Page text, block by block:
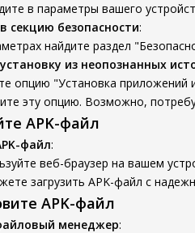
в параметры вашего
секцию безопасности:
найдите раздел
из неопознанных
опцию "Установка приложений
эту опцию. Возможно,
APK-файл
файл:
веб-браузер на вашем
загрузить APK-файл с
APK-файл
менеджер: